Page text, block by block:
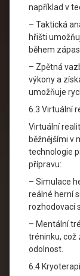
například v
– Taktická
hřišti
během
– Zpětná
výkony a
umožňuje
6.3 Virtuální
Virtuální
běžnějšími v
technologie
přípravu:
– Simulace
reálné herní
rozhodovací
– Mentální
tréninku, což
odolnost.
6.4